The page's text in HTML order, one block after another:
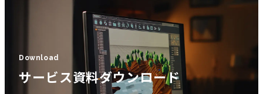
Download
サービス資料ダウンロード